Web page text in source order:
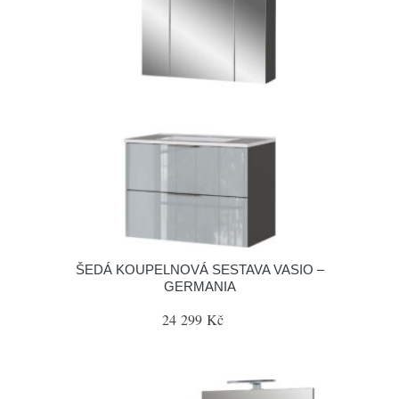
ŠEDÁ KOUPELNOVÁ SESTAVA VASIO –
GERMANIA
24 299 Kč